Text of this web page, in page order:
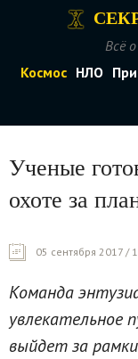
Всё
Космос НЛО
Ученые
охоте за
05 сентября 2017 /
Команда
увлекательное
выйдет за